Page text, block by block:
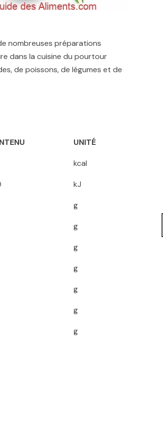
nombreuses préparations
dans la cuisine du pourtour
de poissons, de légumes et de
UNITÉ
kcal
kJ
g
g
g
g
g
g
g